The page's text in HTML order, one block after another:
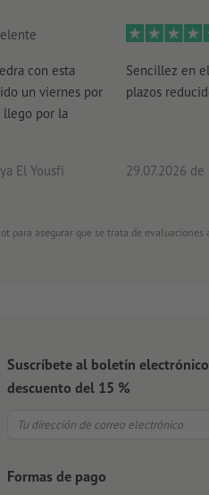
con esta
un viernes por
llego por la
El Yousfi
Sencillez en
plazos
29.07.2026 de
para asegurar que se trata de evaluaciones
Suscríbete al boletín
descuento del 15 %
Formas de pago